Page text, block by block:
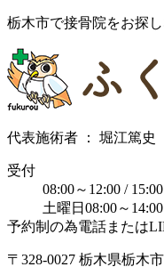
栃木市で接骨院をお探
代表施術者 ： 堀江篤史
受付
08:00～12:00 /
土曜日08:00～14:00
予約制の為電話または
〒328-0027 栃⽊県栃⽊